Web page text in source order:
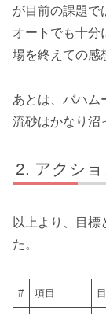
が目前の課題で
オートでも十分
場を終えての感
あとは、バハム
流砂はかなり沼
アクシ
以上より、目標
た。
# 項目